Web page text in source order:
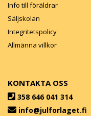
Info till föräldrar
Säljskolan
Integritetspolicy
Allmänna villkor
KONTAKTA OSS
358 646 041 314
info@julforlaget.fi